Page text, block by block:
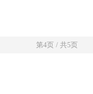
第4页 / 共5页